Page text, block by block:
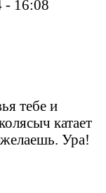
- 16:08
тебе и
катает
Ура!